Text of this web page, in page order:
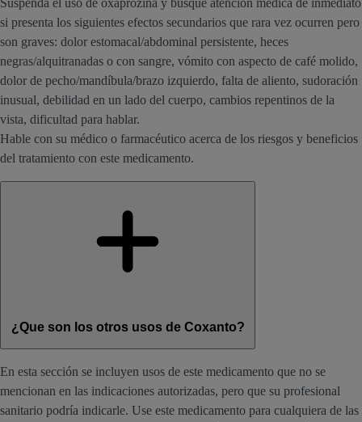
Suspenda el uso de oxaprozina y busque atención médica de inmediato
si presenta los siguientes efectos secundarios que rara vez ocurren pero
son graves: dolor estomacal/abdominal persistente, heces
negras/alquitranadas o con sangre, vómito con aspecto de café molido,
dolor de pecho/mandíbula/brazo izquierdo, falta de aliento, sudoración
inusual, debilidad en un lado del cuerpo, cambios repentinos de la
vista, dificultad para hablar.
Hable con su médico o farmacéutico acerca de los riesgos y beneficios
del tratamiento con este medicamento.
¿Que son los otros usos de Coxanto?
En esta sección se incluyen usos de este medicamento que no se
mencionan en las indicaciones autorizadas, pero que su profesional
sanitario podría indicarle. Use este medicamento para cualquiera de las